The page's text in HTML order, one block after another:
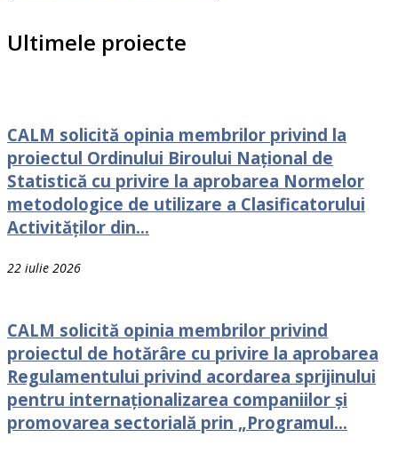
Ultimele proiecte
CALM solicită opinia membrilor privind la
proiectul Ordinului Biroului Național de
Statistică cu privire la aprobarea Normelor
metodologice de utilizare a Clasificatorului
Activităților din...
22 iulie 2026
CALM solicită opinia membrilor privind
proiectul de hotărâre cu privire la aprobarea
Regulamentului privind acordarea sprijinului
pentru internaționalizarea companiilor și
promovarea sectorială prin „Programul...